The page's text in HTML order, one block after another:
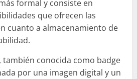
formal y consiste en
que ofrecen las
cuanto a almacenamiento de
también conocida como badge
por una imagen digital y un